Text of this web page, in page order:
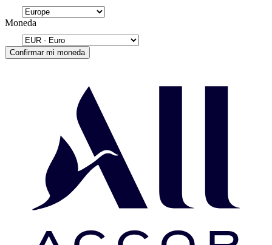
Moneda
Confirmar mi moneda